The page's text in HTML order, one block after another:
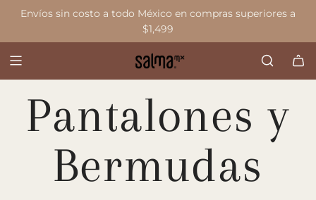
l
Envíos sin costo a todo México en compras superiores a
$1,499
Pantalones y
Bermudas